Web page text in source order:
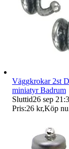
Väggkrokar 2st
miniatyr Badrum
Sluttid26 sep
Pris:26 kr,Köp nu